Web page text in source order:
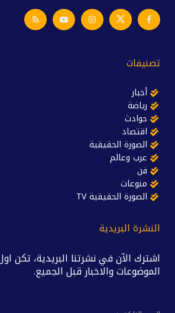
تصنيفات
أخبار
رياضة
حوادث
اقتصاد
الصورة الحقيقية
عرب وعالم
فن
منوعات
الصورة الحقيقية TV
النشرة البريدية
اشترك الآن في نشرتنا البريدية، تكن
الموضوعات والاخبار قبل الجميع.